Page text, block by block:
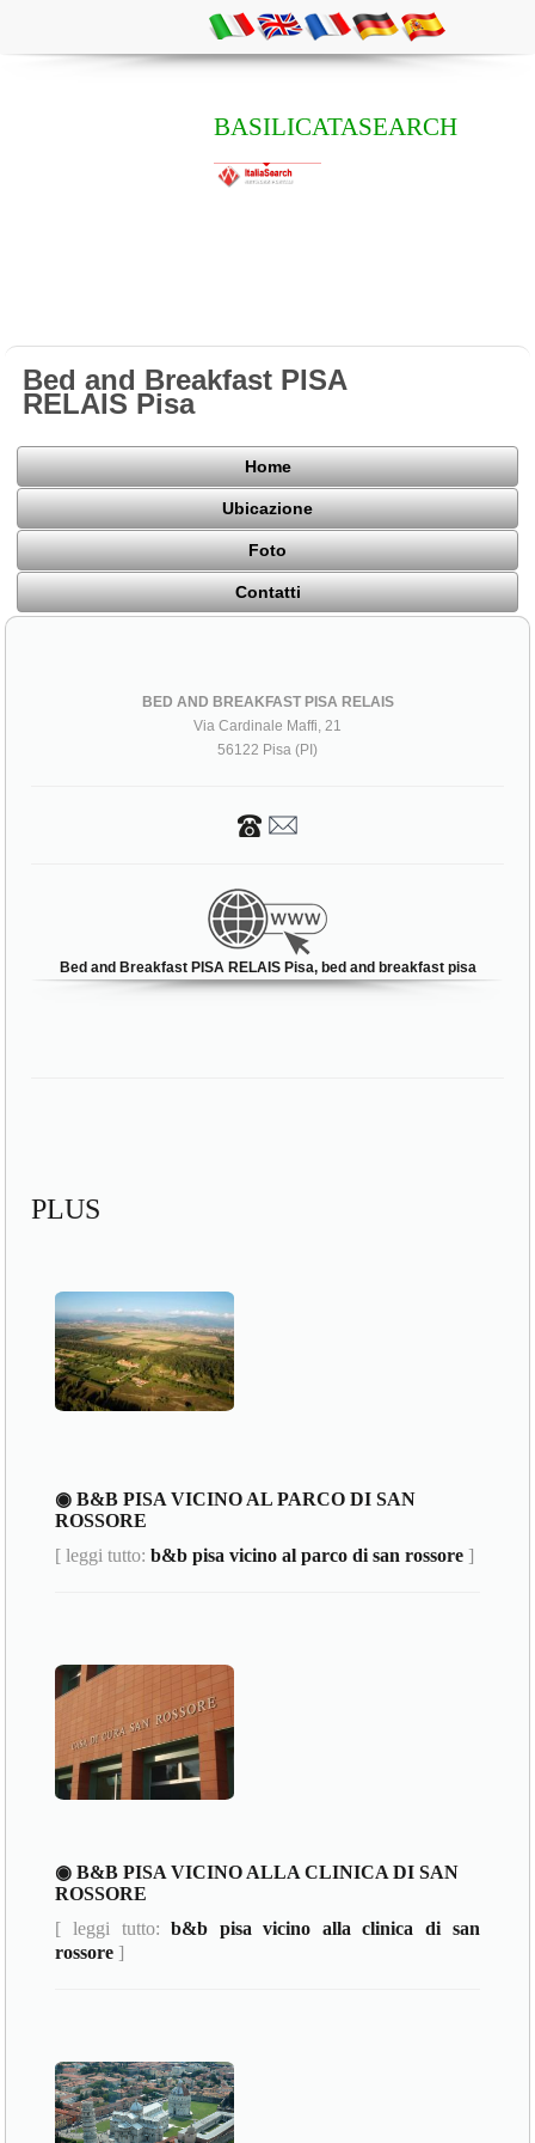
BASILICATASEARCH
Bed and Breakfast PISA
RELAIS Pisa
Home
Ubicazione
Foto
Contatti
BED AND BREAKFAST PISA RELAIS
Via Cardinale Maffi, 21
56122 Pisa (PI)
Bed and Breakfast PISA RELAIS Pisa, bed and breakfast pisa
PLUS
◉ B&B PISA VICINO AL PARCO DI SAN
ROSSORE
[ leggi tutto:b&b pisa vicino al parco di san rossore ]
◉ B&B PISA VICINO ALLA CLINICA DI SAN
ROSSORE
[ leggi tutto:b&b pisa vicino alla clinica di san
rossore ]